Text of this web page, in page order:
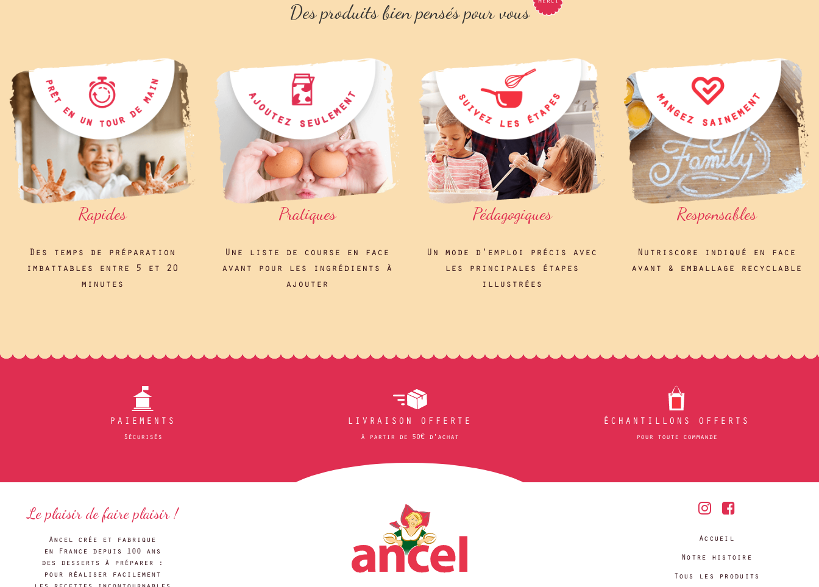
Des produits bien pensés pour vous
Rapides
Des temps de préparation
imbattables entre 5 et 20
minutes
Pratiques
Une liste de course en face
avant pour les ingrédients à
ajouter
Pédagogiques
Un mode d'emploi précis avec
les principales étapes
illustrées
Responsables
Nutriscore indiqué en face
avant & emballage recyclable
PAIEMENTS
Sécurisés
LIVRAISON OFFERTE
à partir de 50€ d'achat
ÉCHANTILLONS OFFERTS
pour toute commande
Le plaisir de faire plaisir !
Ancel crée et fabrique
en France depuis 100 ans
des desserts à préparer :
pour réaliser facilement
Accueil
Notre histoire
Tous les produits